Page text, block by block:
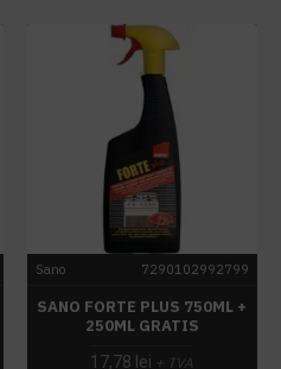
Sano 7290102992799
SANO FORTE PLUS 750ML +
250ML GRATIS
17,78 lei + TVA